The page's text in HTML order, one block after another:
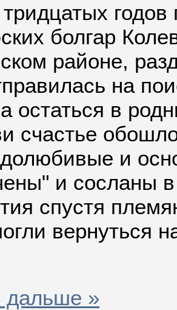
болгар
районе,
на
остаться в
счастье
и
и сосланы
спустя
вернуться
дальше »